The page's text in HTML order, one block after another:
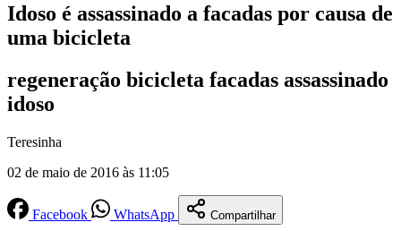
Idoso é assassinado a facadas por causa de
uma bicicleta
regeneração bicicleta facadas assassinado
idoso
Teresinha
02 de maio de 2016 às 11:05
Facebook WhatsApp Compartilhar